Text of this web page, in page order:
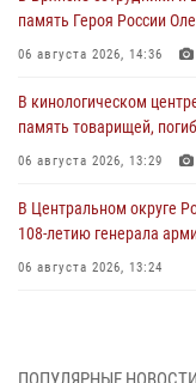
память Героя России
06 августа 2026, 14:36
В кинологическом
память товарищей,
06 августа 2026, 13:29
В Центральном округе
108‑летию генерала
06 августа 2026, 13:24
06 августа 2026, 12:35